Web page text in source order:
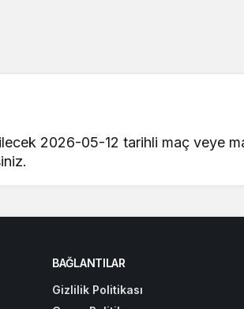
2026-05-12 tarihli maç veye
BAĞLANTILAR
Gizlilik Politikası